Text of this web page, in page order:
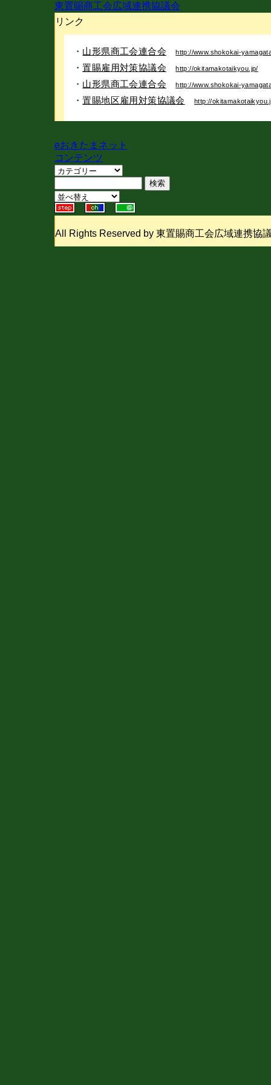
東置賜商工会広域連携協議会
リンク
・ 山形県商工会連合会 http://www.shokokai-
・置賜雇用対策協議会 http://okitamakotaikyou.jp/
・ 山形県商工会連合会 http://www.shokokai-
・置賜地区雇用対策協議会 http://
eおきたまネット
コンテンツ
All Rights Reserved by 東置賜商工会広域連携協